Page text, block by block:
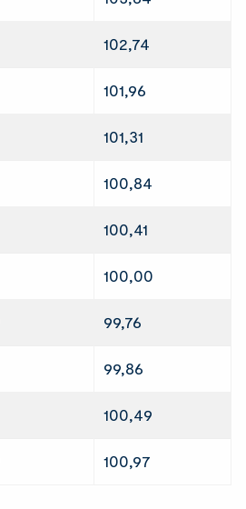
102,74
101,96
101,31
100,84
100,41
100,00
99,76
99,86
100,49
100,97